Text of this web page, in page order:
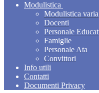
Modulistica
Modulistica varia
Docenti
Personale
Famiglie
Personale Ata
Convittori
Info utili
Contatti
Documenti Privacy